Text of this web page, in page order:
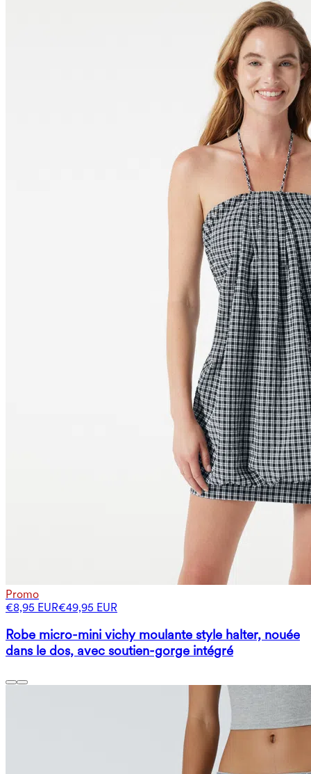
Promo
€8,95 EUR€49,95 EUR
Robe micro-mini vichy moulante style halter, nouée
dans le dos, avec soutien-gorge intégré